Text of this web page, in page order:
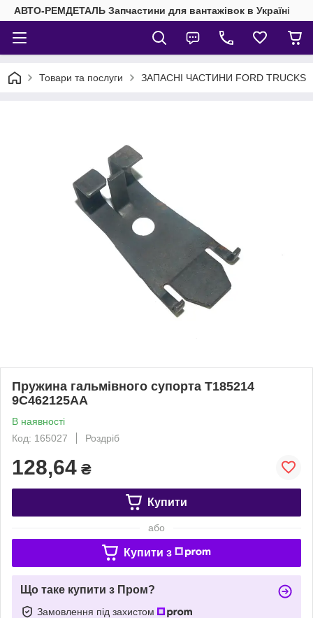
АВТО-РЕМДЕТАЛЬ Запчастини для вантажівок в Україні
Товари та послуги ЗАПАСНІ ЧАСТИНИ FORD TRUCKS
Пружина гальмівного супорта T185214
9C462125AA
В наявності
Код: 165027
Роздріб
128,64 ₴
Купити
або
Купити з
Що таке купити з Пром?
Замовлення під захистом